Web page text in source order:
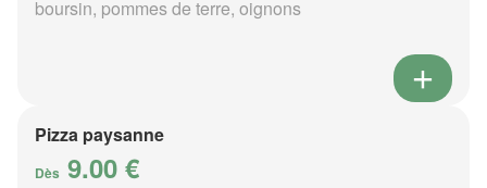
boursin, pommes de terre, oignons
Pizza paysanne
Dès 9.00 €